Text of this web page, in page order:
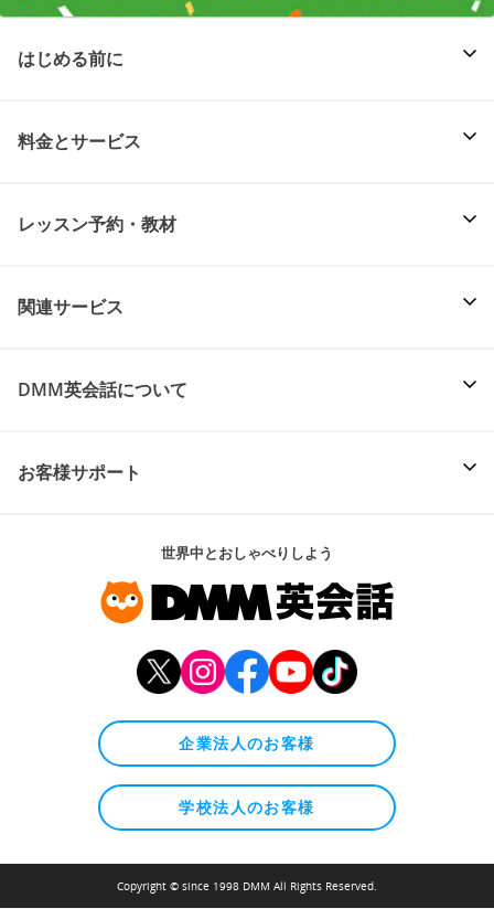
はじめる前に
料金とサービス
レッスン予約・教材
関連サービス
DMM英会話について
お客様サポート
世界中とおしゃべりしよう
企業法人のお客様
学校法人のお客様
Copyright © since 1998 DMM All Rights Reserved.